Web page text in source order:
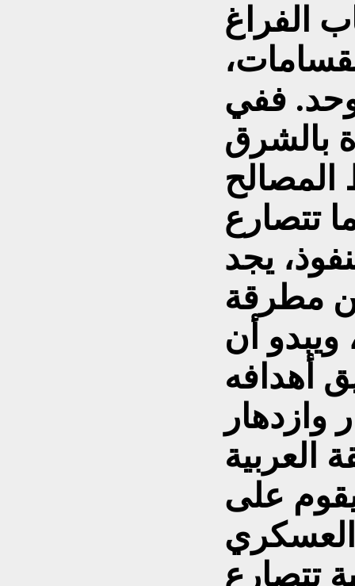
الفراغ
ففي
بالشرق
تتصارع
يجد
مطرقة
أن
أهدافه
على
العسكري
تتصارع